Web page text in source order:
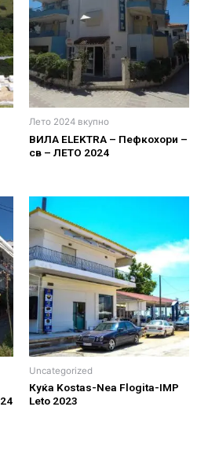
Лето 2024 вкупно
ВИЛА ELEKTRA – Пефкохори –
св – ЛЕТО 2024
Uncategorized
Куќа Kostas-Nea Flogita-IMP
Leto 2023